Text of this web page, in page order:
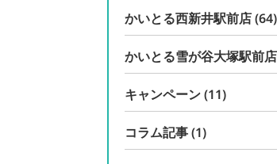
かいとる西新井駅前店(64)
かいとる雪が谷大塚駅前店
キャンペーン(11)
コラム記事(1)